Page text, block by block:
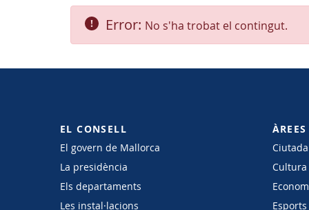
Error: No s'ha trobat el contingut.
EL CONSELL
El govern de Mallorca
La presidència
Els departaments
Les instal·lacions